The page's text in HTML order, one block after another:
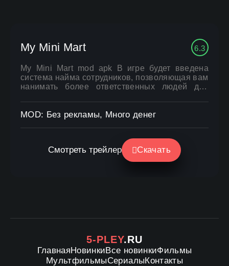
My Mini Mart 6.3
My Mini Mart mod apk В игре будет введена
система найма сотрудников, позволяющая вам
нанимать более ответственных людей для
роста mini-mart. Вы можете обновлять систему
бесконечно, и производительность будет
MOD: Без рекламы, Много денег
Смотреть трейлер Скачать
5-PLEY.RU
ГлавнаяНовинкиВсе новинкиФильмы
МультфильмыСериалыКонтакты